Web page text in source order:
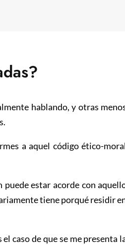
hablando, y otras
a aquel código ético-
estar acorde con
tiene porqué residir
caso de que se me presenta